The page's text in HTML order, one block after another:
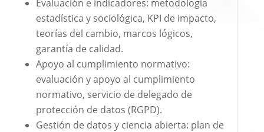
Evaluación e indicadores: metodología
estadística y sociológica, KPI de impacto,
teorías del cambio, marcos lógicos,
garantía de calidad.
Apoyo al cumplimiento normativo:
evaluación y apoyo al cumplimiento
normativo, servicio de delegado de
protección de datos (RGPD).
Gestión de datos y ciencia abierta: plan de